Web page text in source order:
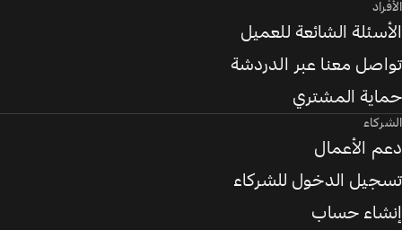
الأفراد
الأسئلة الشائعة للعميل
تواصل معنا عبر الدردشة
حماية المشتري
الشركاء
دعم الأعمال
تسجيل الدخول للشركاء
إنشاء حساب